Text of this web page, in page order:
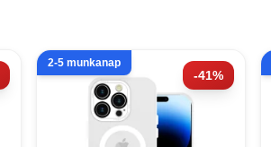
-41%
2-5 munkanap